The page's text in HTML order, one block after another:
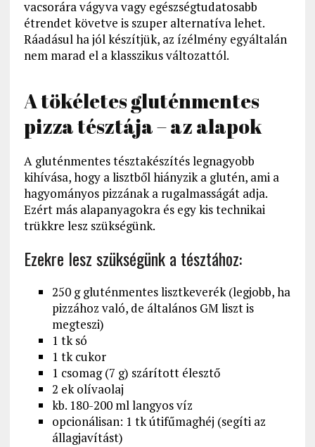
vacsorára vágyva vagy egészségtudatosabb
étrendet követve is szuper alternatíva lehet.
Ráadásul ha jól készítjük, az ízélmény egyáltalán
nem marad el a klasszikus változattól.
A tökéletes gluténmentes
pizza tésztája – az alapok
A gluténmentes tésztakészítés legnagyobb
kihívása, hogy a lisztből hiányzik a glutén, ami a
hagyományos pizzának a rugalmasságát adja.
Ezért más alapanyagokra és egy kis technikai
trükkre lesz szükségünk.
Ezekre lesz szükségünk a tésztához:
250 g gluténmentes lisztkeverék (legjobb, ha
pizzához való, de általános GM liszt is
megteszi)
1 tk só
1 tk cukor
1 csomag (7 g) szárított élesztő
2 ek olívaolaj
kb. 180-200 ml langyos víz
opcionálisan: 1 tk útifűmaghéj (segíti az
állagjavítást)